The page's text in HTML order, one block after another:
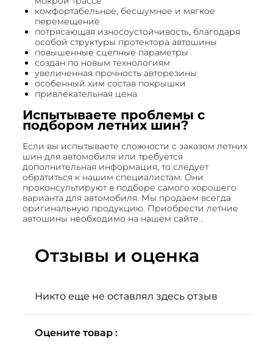
комфортабельное, бесшумное и мягкое
перемещение
потрясающая износоустойчивость, благодаря
особой структуры протектора автошины
повышенные сцепные параметры
создан по новым технологиям
увеличенная прочность авторезины
особенный хим состав покрышки
привлекательная цена
Испытываете проблемы с
подбором летних шин?
Если вы испытываете сложности с заказом летних
шин для автомобиля или требуется
дополнительная информация, то следует
обратиться к нашим специалистам. Они
проконсультируют в подборе самого хорошего
варианта для автомобиля. Мы продаем всегда
оригинальную продукцию. Приобрести летние
автошины необходимо на нашем сайте .
Отзывы и оценка
Никто еще не оставлял здесь отзыв
Оцените товар :